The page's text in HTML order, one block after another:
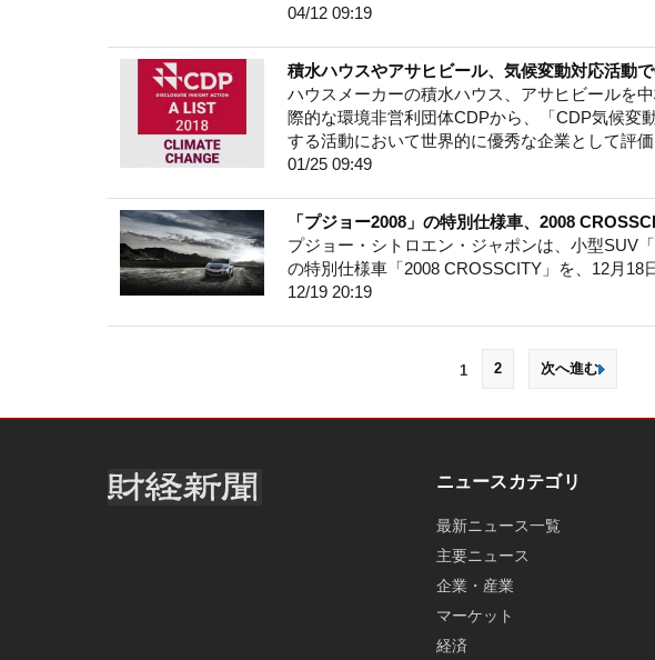
04/12 09:19
積水ハウスやアサヒビール、気候変動対応活動
ハウスメーカーの積水ハウス、アサヒビールを
際的な環境非営利団体CDPから、「CDP気候変
する活動において世界的に優秀な企業として評価
01/25 09:49
「プジョー2008」の特別仕様車、2008
プジョー・シトロエン・ジャポンは、小型SUV
の特別仕様車「2008 CROSSCITY」を、12月18
12/19 20:19
1 2 次へ進む
ニュースカテゴリ
最新ニュース一覧
主要ニュース
企業・産業
マーケット
経済